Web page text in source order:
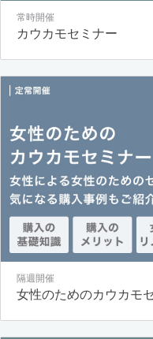
常時開催
カウカモセミナー
隔週開催
女性のためのカウカモ